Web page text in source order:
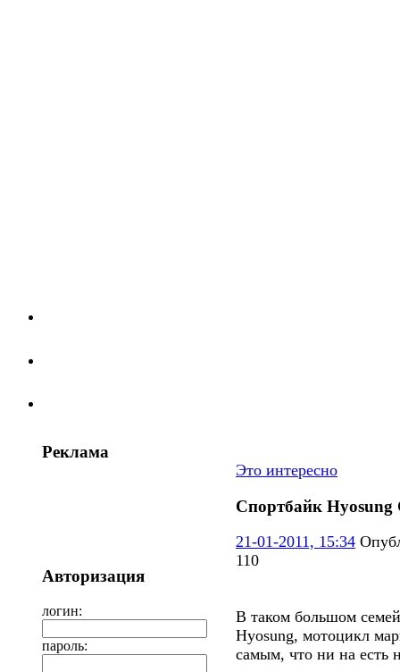
Реклама
Авторизация
логин:
пароль:
Это интересно
Спортбайк Hyosung
21-01-2011, 15:34
110
В таком большом
Hyosung, мотоцикл
самым, что ни на есть